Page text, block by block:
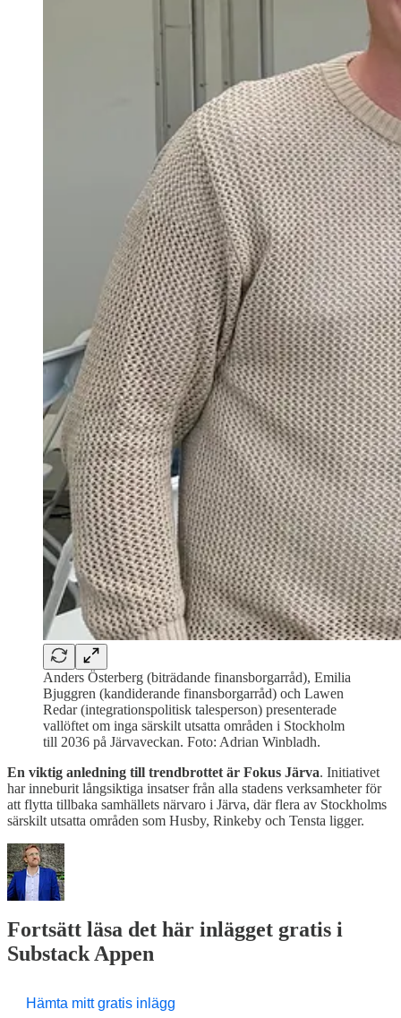
Anders Österberg (biträdande finansborgarråd), Emilia
Bjuggren (kandiderande finansborgarråd) och Lawen
Redar (integrationspolitisk talesperson) presenterade
vallöftet om inga särskilt utsatta områden i Stockholm
till 2036 på Järvaveckan. Foto: Adrian Winbladh.
En viktig anledning till trendbrottet är Fokus Järva. Initiativet
har inneburit långsiktiga insatser från alla stadens verksamheter för
att flytta tillbaka samhällets närvaro i Järva, där flera av Stockholms
särskilt utsatta områden som Husby, Rinkeby och Tensta ligger.
Fortsätt läsa det här inlägget gratis i
Substack Appen
Hämta mitt gratis inlägg